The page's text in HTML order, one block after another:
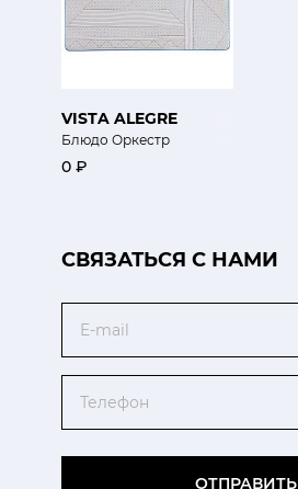
VISTA ALEGRE
Блюдо Оркестр
0 ₽
CВЯЗАТЬСЯ С НАМИ
ОТПРАВИТЬ